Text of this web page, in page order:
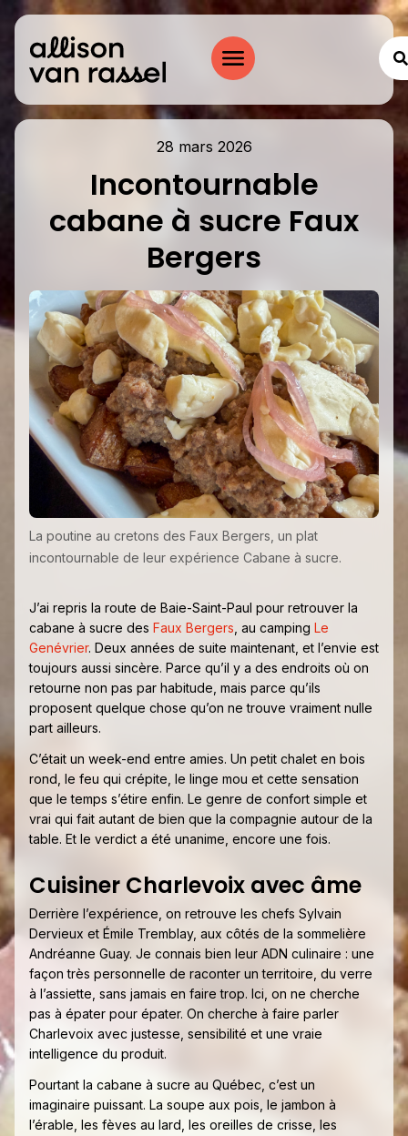
28 mars 2026
Incontournable
cabane à sucre Faux
Bergers
La poutine au cretons des Faux Bergers, un plat
incontournable de leur expérience Cabane à sucre.
J’ai repris la route de Baie-Saint-Paul pour retrouver la
cabane à sucre des Faux Bergers , au camping Le
Genévrier. Deux années de suite maintenant, et l’envie est
toujours aussi sincère. Parce qu’il y a des endroits où on
retourne non pas par habitude, mais parce qu’ils
proposent quelque chose qu’on ne trouve vraiment nulle
part ailleurs.
C’était un week-end entre amies. Un petit chalet en bois
rond, le feu qui crépite, le linge mou et cette sensation
que le temps s’étire enfin. Le genre de confort simple et
vrai qui fait autant de bien que la compagnie autour de la
table. Et le verdict a été unanime, encore une fois.
Cuisiner Charlevoix avec âme
Derrière l’expérience, on retrouve les chefs Sylvain
Dervieux et Émile Tremblay, aux côtés de la sommelière
Andréanne Guay. Je connais bien leur ADN culinaire : une
façon très personnelle de raconter un territoire, du verre
à l’assiette, sans jamais en faire trop. Ici, on ne cherche
pas à épater pour épater. On cherche à faire parler
Charlevoix avec justesse, sensibilité et une vraie
intelligence du produit.
Pourtant la cabane à sucre au Québec, c’est un
imaginaire puissant. La soupe aux pois, le jambon à
l’érable, les fèves au lard, les oreilles de crisse, les